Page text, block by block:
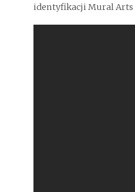
identyfikacji Mural Arts